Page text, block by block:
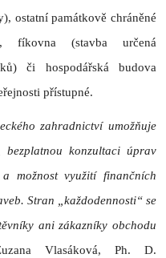
ostatní památkově chráněné
fíkovna (stavba určená
či hospodářská budova
přístupné.
zahradnictví umožňuje
konzultaci úprav
možnost využití finančních
Stran „každodennosti“ se
ani zákazníky obchodu
Vlasáková, Ph. D.